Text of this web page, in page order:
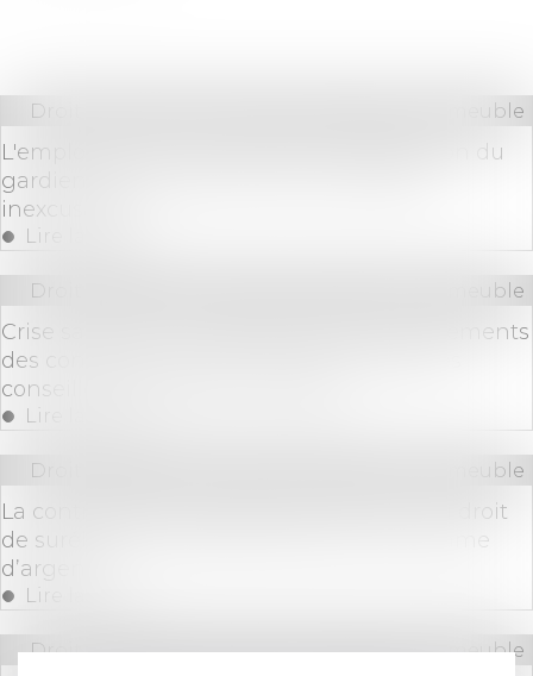
L'employeur qui ne prévient pas l'agression du
gardien d'immeuble commet une faute
inexcusable
Droit immobilier Cession et gestion d'immeuble
Lire la suite
Crise sanitaire : les régimes des renouvellements
des contrats de syndic et des mandats des
conseillers syndicaux sont figés
Droit immobilier Cession et gestion d'immeuble
Lire la suite
La contrepartie onéreuse de la cession du droit
de surélever n’est pas forcément une somme
d’argent
Droit immobilier Cession et gestion d'immeuble
Lire la suite
Droit immobilier/Cession et gestion d'immeuble